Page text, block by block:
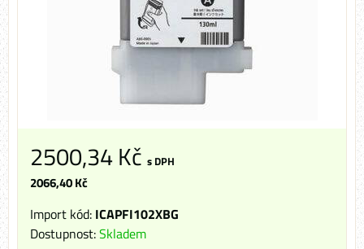
2500,34 Kč s DPH
2066,40 Kč
Import kód: ICAPFI102XBG
Dostupnost:Skladem